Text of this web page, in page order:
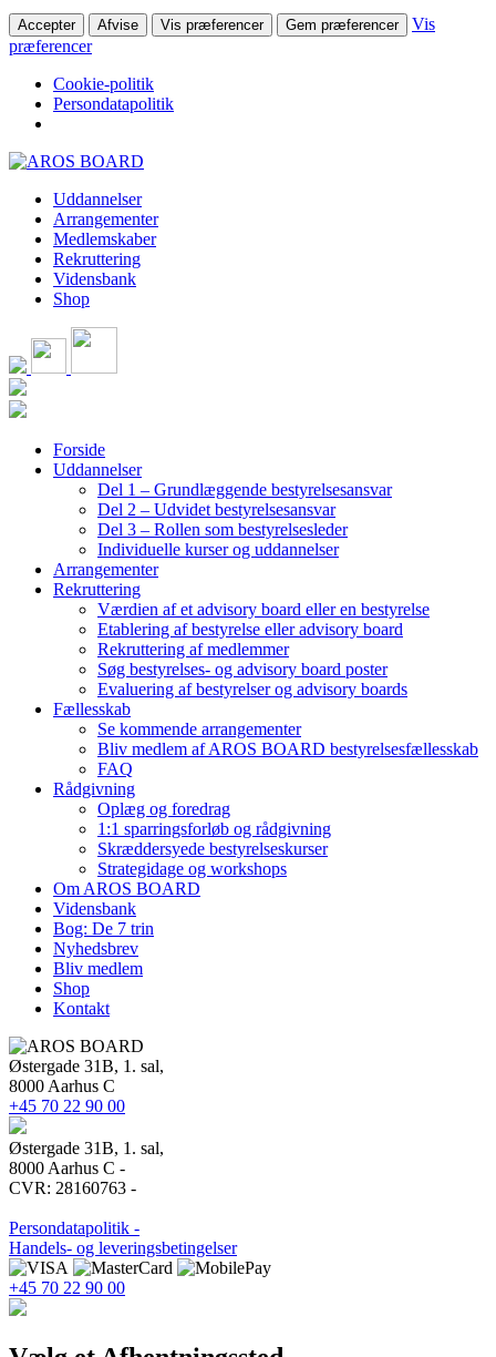
Accepter Afvise Vis præferencer Gem præferencer
Vis
præferencer
Cookie-politik
Persondatapolitik
Skip
contentUddannelser
Arrangementer
Medlemskaber
Rekruttering
Vidensbank
Shop
Forside
Uddannelser
Del 1 – Grundlæggende bestyrelsesansvar
Del 2 – Udvidet bestyrelsesansvar
Del 3 – Rollen som bestyrelsesleder
Individuelle kurser og uddannelser
Arrangementer
Rekruttering
Værdien af et advisory board eller en bestyrelse
Etablering af bestyrelse eller advisory board
Rekruttering af medlemmer
Søg bestyrelses- og advisory board poster
Evaluering af bestyrelser og advisory boards
Fællesskab
Se kommende arrangementer
Bliv medlem af AROS BOARD bestyrelsesfællesskab
FAQ
Rådgivning
Oplæg og foredrag
1:1 sparringsforløb og rådgivning
Skræddersyede bestyrelseskurser
Strategidage og workshops
Om AROS BOARD
Vidensbank
Bog: De 7 trin
Nyhedsbrev
Bliv medlem
Shop
Kontakt
Østergade 31B, 1. sal,
8000 Aarhus C
+45 70 22 90 00
Østergade 31B, 1. sal,
8000 Aarhus C -
CVR: 28160763 -
Persondatapolitik -
Handels- og leveringsbetingelser
+45 70 22 90 00